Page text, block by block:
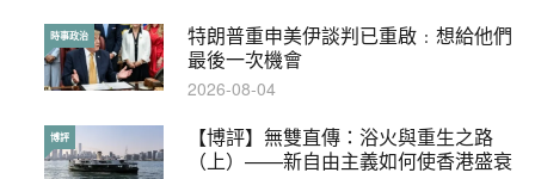
特朗普重申美伊談判已重啟﹕想給他們
最後一次機會
時事政治
2026-08-04
【博評】無雙直傳：浴火與重生之路
（上）——新自由主義如何使香港盛衰
博評
【輕盤點】集會遊行陸續有來？一文盡
覽8月示威活動
輕盤點
2019-08-30
本港保護兒童法例雜亂互相矛盾家長易
墮法網
特稿